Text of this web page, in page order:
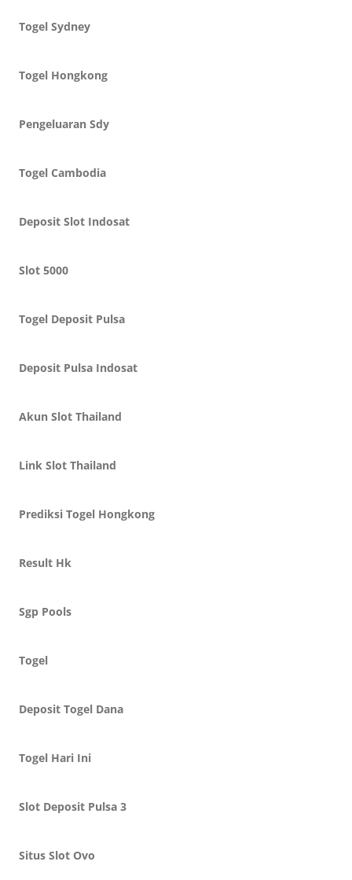
Togel Sydney
Togel Hongkong
Pengeluaran Sdy
Togel Cambodia
Deposit Slot Indosat
Slot 5000
Togel Deposit Pulsa
Deposit Pulsa Indosat
Akun Slot Thailand
Link Slot Thailand
Prediksi Togel Hongkong
Result Hk
Sgp Pools
Togel
Deposit Togel Dana
Togel Hari Ini
Slot Deposit Pulsa 3
Situs Slot Ovo